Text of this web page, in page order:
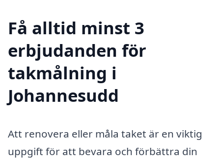
Få alltid minst 3
erbjudanden för
takmålning i
Johannesudd
Att renovera eller måla taket är en viktig
uppgift för att bevara och förbättra din